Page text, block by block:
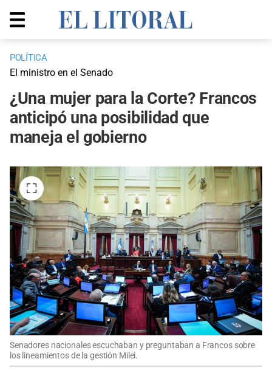
POLÍTICA
El ministro en el Senado
¿Una mujer para la Corte? Francos
anticipó una posibilidad que
maneja el gobierno
Senadores nacionales escuchaban y preguntaban a Francos sobre
los lineamientos de la gestión Milei.